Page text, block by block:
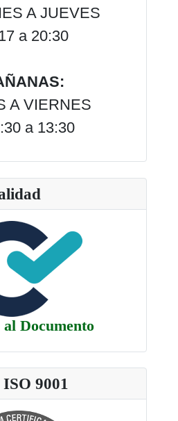
A JUEVES
a 20:30
A VIERNES
a 13:30
al Documento
9001